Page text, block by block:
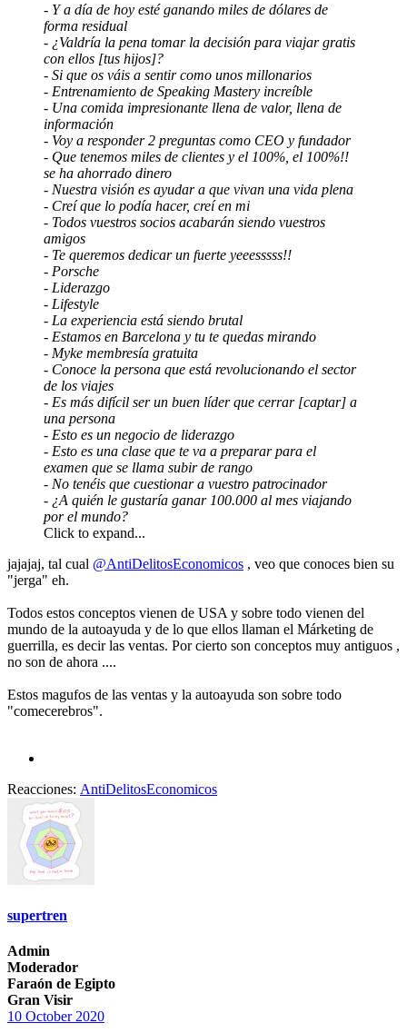
- Y a día de hoy esté ganando miles de dólares de
forma residual
- ¿Valdría la pena tomar la decisión para viajar gratis
con ellos [tus hijos]?
- Si que os váis a sentir como unos millonarios
- Entrenamiento de Speaking Mastery increíble
- Una comida impresionante llena de valor, llena de
información
- Voy a responder 2 preguntas como CEO y fundador
- Que tenemos miles de clientes y el 100%, el 100%!!
se ha ahorrado dinero
- Nuestra visión es ayudar a que vivan una vida plena
- Creí que lo podía hacer, creí en mi
- Todos vuestros socios acabarán siendo vuestros
amigos
- Te queremos dedicar un fuerte yeeesssss!!
- Porsche
- Liderazgo
- Lifestyle
- La experiencia está siendo brutal
- Estamos en Barcelona y tu te quedas mirando
- Myke membresía gratuita
- Conoce la persona que está revolucionando el sector
de los viajes
- Es más difícil ser un buen líder que cerrar [captar] a
una persona
- Esto es un negocio de liderazgo
- Esto es una clase que te va a preparar para el
examen que se llama subir de rango
- No tenéis que cuestionar a vuestro patrocinador
- ¿A quién le gustaría ganar 100.000 al mes viajando
por el mundo?
Click to expand...
jajajaj, tal cual @AntiDelitosEconomicos , veo que conoces bien su
"jerga" eh.
Todos estos conceptos vienen de USA y sobre todo vienen del
mundo de la autoayuda y de lo que ellos llaman el Márketing de
guerrilla, es decir las ventas. Por cierto son conceptos muy antiguos ,
no son de ahora ....
Estos magufos de las ventas y la autoayuda son sobre todo
"comecerebros".
Reacciones: AntiDelitosEconomicos
supertren
Admin
Moderador
Faraón de Egipto
Gran Visir
10 October 2020